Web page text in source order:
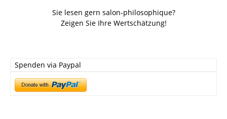
Sie lesen gern salon-philosophique?
Zeigen Sie Ihre Wertschätzung!
Spenden via Paypal